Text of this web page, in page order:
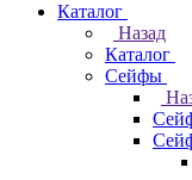
Каталог
Назад
Каталог
Cейфы